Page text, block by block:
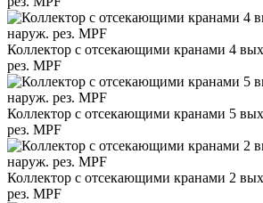
Коллектор с отсекающими кранами 4
рез. MPF
Коллектор с отсекающими кранами 5
рез. MPF
Коллектор с отсекающими кранами 2
рез. MPF